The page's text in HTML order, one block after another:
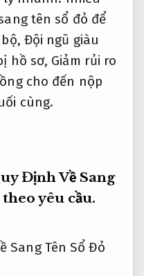
tên sổ đỏ để
Đội ngũ giàu
hồ sơ, Giảm rủi ro
cho đến nộp
cùng.
Định Về Sang
yêu cầu.